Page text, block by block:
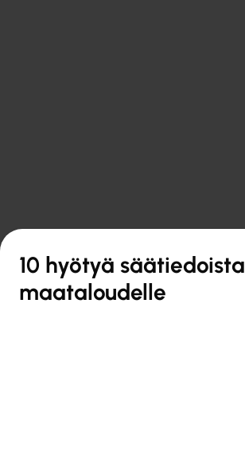
10 hyötyä säätiedoista
maataloudelle